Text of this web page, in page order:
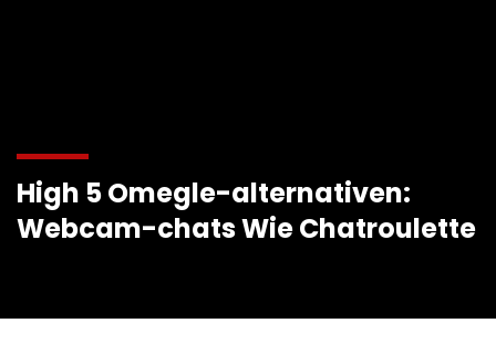
High 5 Omegle-alternativen:
Webcam-chats Wie Chatroulette